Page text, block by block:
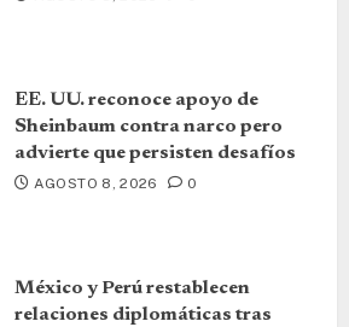
EE. UU. reconoce apoyo de
Sheinbaum contra narco pero
advierte que persisten desafíos
AGOSTO 8, 2026 0
México y Perú restablecen
relaciones diplomáticas tras